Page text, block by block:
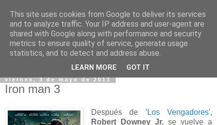
viernes, 3 de mayo de 2013
Iron man 3
Después de 'Los Vengadores',
Robert Downey Jr.se vuelve a
This site uses cookies from Google to deliver its services
and to analyze traffic. Your IP address and user-agent are
shared with Google along with performance and security
metrics to ensure quality of service, generate usage
statistics, and to detect and address abuse.
LEARN MORE GOT IT